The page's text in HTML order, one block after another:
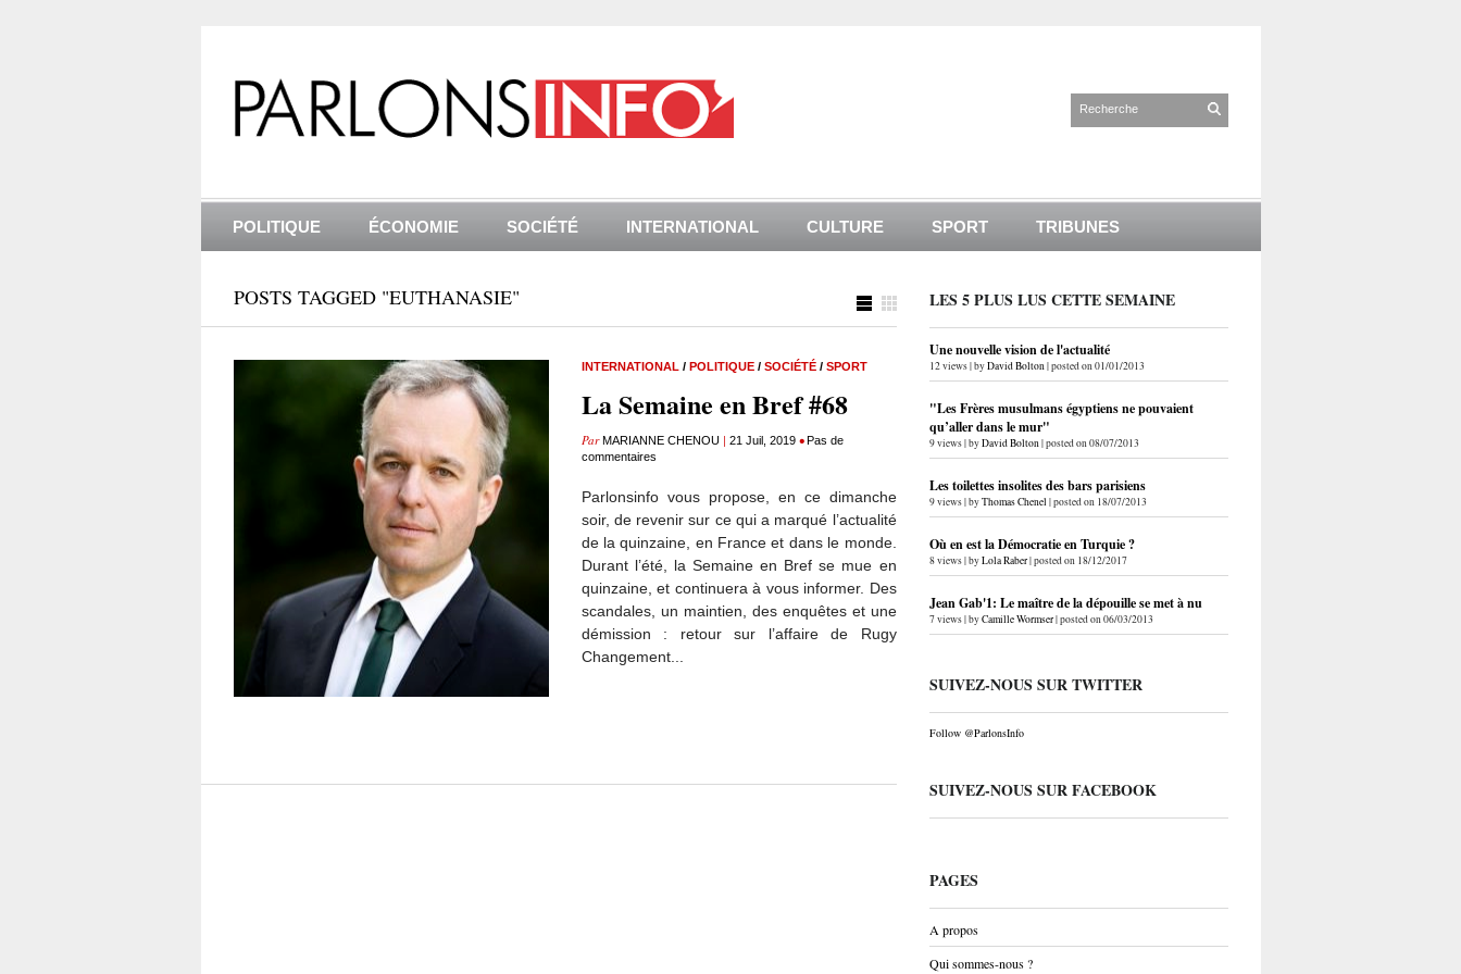
POLITIQUE ÉCONOMIE SOCIÉTÉ INTERNATIONAL CULTURE SPORT TRIBUNES
POSTS TAGGED "EUTHANASIE"
INTERNATIONAL / POLITIQUE/ SOCIÉTÉ/ SPORT
La Semaine en Bref #68
ParMARIANNE CHENOU| 21 Juil, 2019 •Pas de
commentaires
Parlonsinfo vous propose, en ce dimanche
soir, de revenir sur ce qui a marqué l’actualité
de la quinzaine, en France et dans le monde.
Durant l’été, la Semaine en Bref se mue en
quinzaine, et continuera à vous informer. Des
scandales, un maintien, des enquêtes et une
démission : retour sur l’affaire de Rugy
Changement...
LES 5 PLUS LUS CETTE SEMAINE
Une nouvelle vision de l'actualité
12 views|byDavid Bolton|posted on 01/01/2013
"Les Frères musulmans égyptiens ne pouvaient
qu’aller dans le mur"
9 views|byDavid Bolton|posted on 08/07/2013
Les toilettes insolites des bars parisiens
9 views|byThomas Chenel |posted on 18/07/2013
Où en est la Démocratie en Turquie ?
8 views|byLola Raber|posted on 18/12/2017
Jean Gab'1: Le maître de la dépouille se met à nu
7 views|byCamille Wormser|posted on 06/03/2013
SUIVEZ-NOUS SUR TWITTER
Follow @ParlonsInfo
SUIVEZ-NOUS SUR FACEBOOK
PAGES
A propos
Qui sommes-nous ?